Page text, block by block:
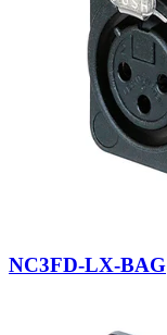
NC3FD-LX-BAG